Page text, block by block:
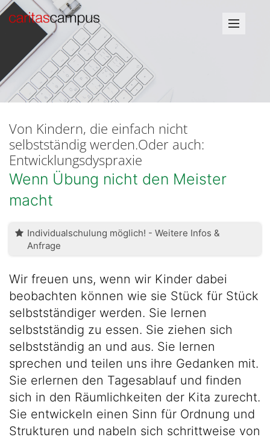
Von Kindern, die einfach nicht
selbstständig werden.Oder auch:
Entwicklungsdyspraxie
Wenn Übung nicht den Meister
macht
Individualschulung möglich! - Weitere Infos &
Anfrage
Wir freuen uns, wenn wir Kinder dabei
beobachten können wie sie Stück für Stück
selbstständiger werden. Sie lernen
selbstständig zu essen. Sie ziehen sich
selbstständig an und aus. Sie lernen
sprechen und teilen uns ihre Gedanken mit.
Sie erlernen den Tagesablauf und finden
sich in den Räumlichkeiten der Kita zurecht.
Sie entwickeln einen Sinn für Ordnung und
Strukturen und nabeln sich schrittweise von